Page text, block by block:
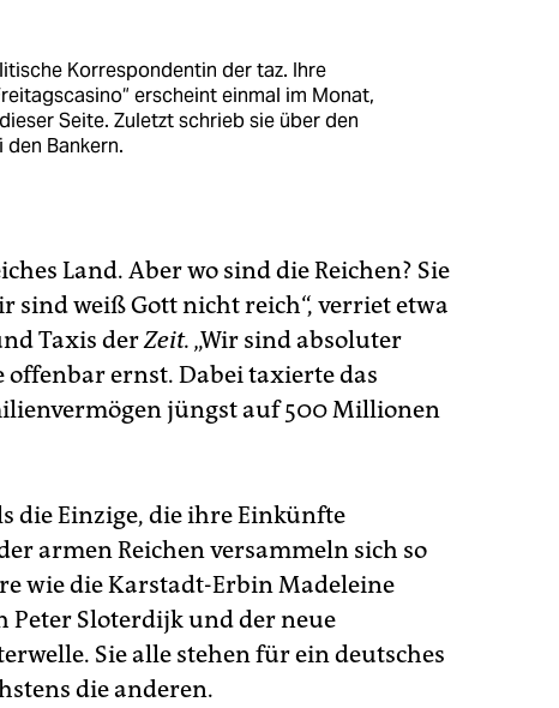
Korrespondentin der taz. Ihre
erscheint einmal im Monat,
Seite. Zuletzt schrieb sie über den
den Bankern.
Land. Aber wo sind die Reichen? Sie
sind weiß Gott nicht reich“, verriet etwa
Taxis derZeit. „Wir sind absoluter
ernst. Dabei taxierte das
jüngst auf 500 Millionen
die Einzige, die ihre Einkünfte
armen Reichen versammeln sich so
wie die Karstadt-Erbin Madeleine
Peter Sloterdijk und der neue
Sie alle stehen für ein deutsches
die anderen.